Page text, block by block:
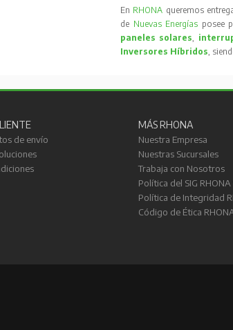
En RHONA queremos
de Nuevas Energías posee
paneles solares,
Inversores Híbridos,
de envío
MÁS RHONA
Nuestra Empresa
Nuestras Sucursales
Trabaja con Nosotros
Política del SIG RHONA
Política de Integridad
Código de Ética